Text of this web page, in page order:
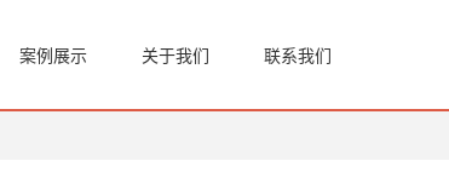
案例展示 关于我们 联系我们